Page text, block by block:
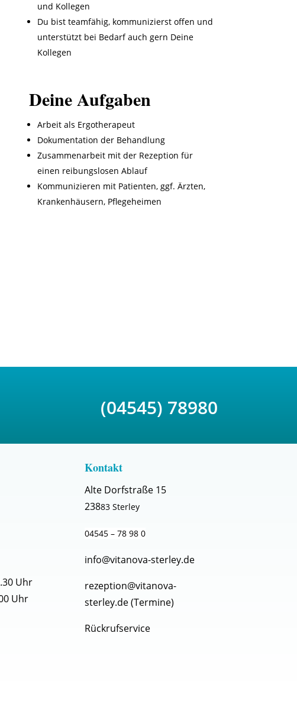
und Kollegen
Du bist teamfähig, kommunizierst offen und
unterstützt bei Bedarf auch gern Deine
Kollegen
Deine Aufgaben
Arbeit als Ergotherapeut
Dokumentation der Behandlung
Zusammenarbeit mit der Rezeption für
einen reibungslosen Ablauf
Kommunizieren mit Patienten, ggf. Ärzten,
Krankenhäusern, Pflegeheimen
(04545) 78980
Uhr
Uhr
Kontakt
Alte Dorfstraße 15
23883 Sterley
04545 – 78 98 0
info@vitanova-sterley.de
rezeption@vitanova-
sterley.de(Termine)
Rückrufservice